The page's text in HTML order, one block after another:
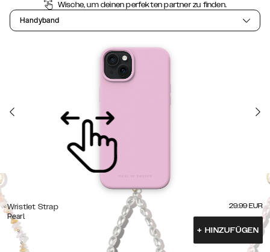
Wische, um deinen perfekten partner zu finden.
Handyband
Wristlet Strap
Pearl
29.99 EUR
+ HINZUFÜGEN